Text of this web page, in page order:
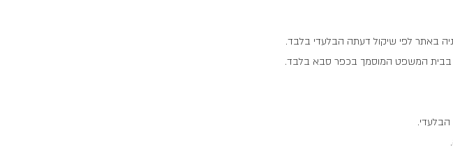
באתר לפי שיקול דעתה הבלעדי בלבד.
בבית המשפט המוסמך בכפר סבא בלבד.